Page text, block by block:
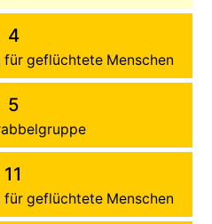
4
für geflüchtete Menschen
5
11
für geflüchtete Menschen